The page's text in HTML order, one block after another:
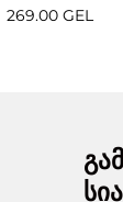
269.00 GEL